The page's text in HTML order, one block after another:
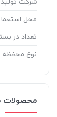
محل
تعداد در
نوع محفظه
محصولات